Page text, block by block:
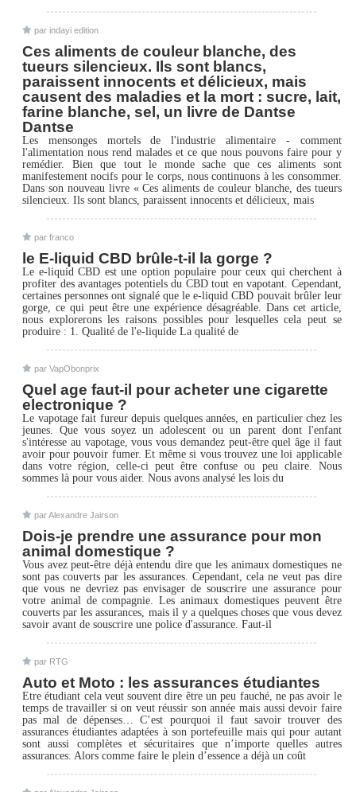
par indayi edition
Ces aliments de couleur blanche, des
tueurs silencieux. Ils sont blancs,
paraissent innocents et délicieux, mais
causent des maladies et la mort : sucre, lait,
farine blanche, sel, un livre de Dantse
Dantse
Les mensonges mortels de l'industrie alimentaire - comment
l'alimentation nous rend malades et ce que nous pouvons faire pour y
remédier. Bien que tout le monde sache que ces aliments sont
manifestement nocifs pour le corps, nous continuons à les consommer.
Dans son nouveau livre « Ces aliments de couleur blanche, des tueurs
silencieux. Ils sont blancs, paraissent innocents et délicieux, mais
par franco
le E-liquid CBD brûle-t-il la gorge ?
Le e-liquid CBD est une option populaire pour ceux qui cherchent à
profiter des avantages potentiels du CBD tout en vapotant. Cependant,
certaines personnes ont signalé que le e-liquid CBD pouvait brûler leur
gorge, ce qui peut être une expérience désagréable. Dans cet article,
nous explorerons les raisons possibles pour lesquelles cela peut se
produire : 1. Qualité de l'e-liquide La qualité de
par VapObonprix
Quel age faut-il pour acheter une cigarette
electronique ?
Le vapotage fait fureur depuis quelques années, en particulier chez les
jeunes. Que vous soyez un adolescent ou un parent dont l'enfant
s'intéresse au vapotage, vous vous demandez peut-être quel âge il faut
avoir pour pouvoir fumer. Et même si vous trouvez une loi applicable
dans votre région, celle-ci peut être confuse ou peu claire. Nous
sommes là pour vous aider. Nous avons analysé les lois du
par Alexandre Jairson
Dois-je prendre une assurance pour mon
animal domestique ?
Vous avez peut-être déjà entendu dire que les animaux domestiques ne
sont pas couverts par les assurances. Cependant, cela ne veut pas dire
que vous ne devriez pas envisager de souscrire une assurance pour
votre animal de compagnie. Les animaux domestiques peuvent être
couverts par les assurances, mais il y a quelques choses que vous devez
savoir avant de souscrire une police d'assurance. Faut-il
par RTG
Auto et Moto : les assurances étudiantes
Etre étudiant cela veut souvent dire être un peu fauché, ne pas avoir le
temps de travailler si on veut réussir son année mais aussi devoir faire
pas mal de dépenses… C’est pourquoi il faut savoir trouver des
assurances étudiantes adaptées à son portefeuille mais qui pour autant
sont aussi complètes et sécuritaires que n’importe quelles autres
assurances. Alors comme faire le plein d’essence a déjà un coût